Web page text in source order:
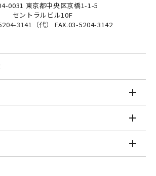
0031 東京都中央区京橋1-1-5
セントラルビル10F
3141（代）
FAX.03-5204-3142